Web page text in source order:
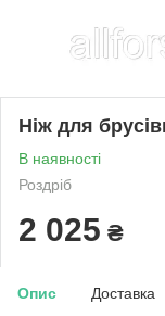
Ніж для
В наявності
Роздріб
2 025 ₴
Опис Доставка